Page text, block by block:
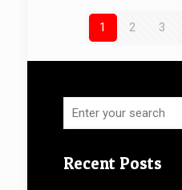
1 2 3
Recent Posts